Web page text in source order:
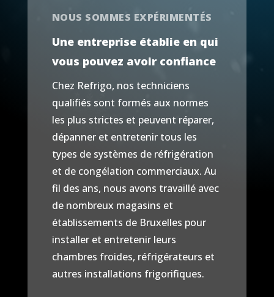
NOUS SOMMES EXPÉRIMENTÉS
Une entreprise établie en qui
vous pouvez avoir confiance
Chez Refrigo, nos techniciens
qualifiés sont formés aux normes
les plus strictes et peuvent réparer,
dépanner et entretenir tous les
types de systèmes de réfrigération
et de congélation commerciaux. Au
fil des ans, nous avons travaillé avec
de nombreux magasins et
établissements de Bruxelles pour
installer et entretenir leurs
chambres froides, réfrigérateurs et
autres installations frigorifiques.